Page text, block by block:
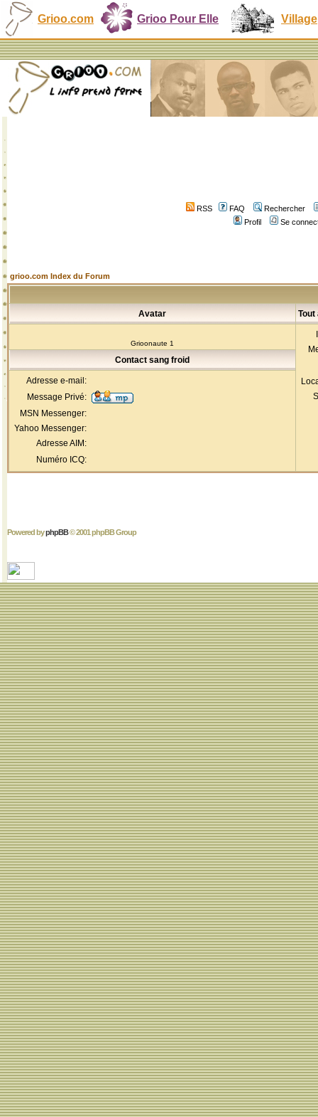
Grioo.com Grioo Pour Elle Village
RSS FAQ
Rechercher
Profil
Se
grioo.com Index du Forum
Avatar Tout
Grioonaute 1
Contact sang froid
Adresse e-mail:
Message Privé:
MSN Messenger:
Yahoo Messenger:
Adresse AIM:
Numéro ICQ:
Powered byphpBB© 2001 phpBB Group